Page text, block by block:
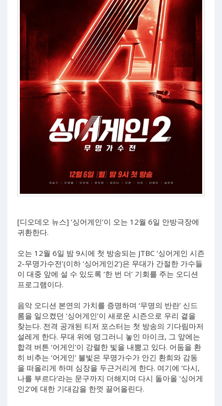
[디오데오 뉴스] ‘싱어게인’이 오는 12월 6일 안방극장에
귀환한다.
오는 12월 6일 밤 9시에 첫 방송되는 JTBC ‘싱어게인 시즌
2-무명가수전’(이하 ‘싱어게인2’)은 무대가 간절한 가수들
이 대중 앞에 설 수 있도록 ‘한 번 더’ 기회를 주는 오디션
프로그램이다.
음악 오디션 본연의 가치를 증명하며 ‘무명의 반란’ 신드
롬을 일으켰던 ‘싱어게인’이 새로운 시즌으로 우리 곁을
찾는다. 전격 공개된 티저 포스터는 첫 방송의 기다림마저
설레게 한다. 무대 위에 덩그러니 놓인 마이크, 그 앞에는
합격 버튼 ‘어게인’이 강렬한 빛을 내뿜고 있다. 어둠을 환
히 비추는 ‘어게인’ 불빛은 무명가수가 안긴 환희와 감동
을 떠올리게 하며 심장을 두근거리게 한다. 여기에 ‘다시,
나를 부르다’라는 문구까지 더해지며 다시 돌아올 ‘싱어게
인2’에 대한 기대감을 한껏 끌어올린다.